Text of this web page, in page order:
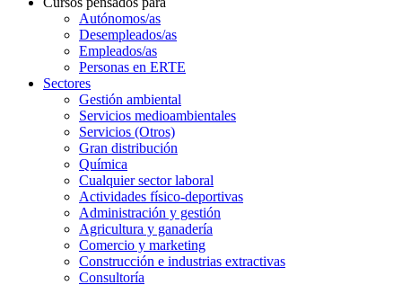
Autónomos/as
Desempleados/as
Empleados/as
Personas en ERTE
Sectores
Gestión ambiental
Servicios medioambientales
Servicios (Otros)
Gran distribución
Química
Cualquier sector laboral
Actividades físico-deportivas
Administración y gestión
Agricultura y ganadería
Comercio y marketing
Construcción e industrias extractivas
Consultoría